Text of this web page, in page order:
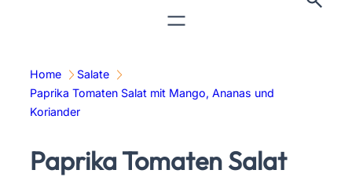
Home
Salate
Paprika Tomaten Salat mit Mango, Ananas und
Koriander
Paprika Tomaten Salat